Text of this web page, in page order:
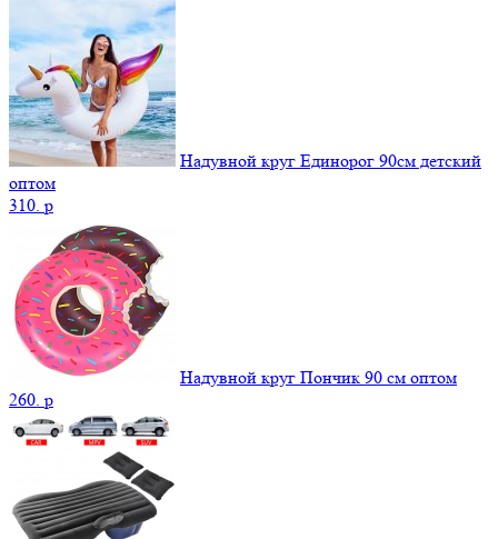
Надувной круг Единорог 90см детский
оптом
310. p
Надувной круг Пончик 90 см оптом
260. p